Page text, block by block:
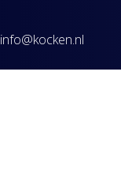
info@kocken.nl